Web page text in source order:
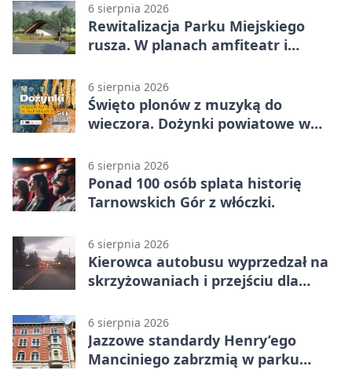
6 sierpnia 2026
Rewitalizacja Parku Miejskiego
rusza. W planach amfiteatr i
6 sierpnia 2026
Święto plonów z muzyką do
wieczora. Dożynki powiatowe w
6 sierpnia 2026
Ponad 100 osób splata historię
Tarnowskich Gór z włóczki.
6 sierpnia 2026
Kierowca autobusu wyprzedzał na
skrzyżowaniach i przejściu dla
6 sierpnia 2026
Jazzowe standardy Henry’ego
Manciniego zabrzmią w parku